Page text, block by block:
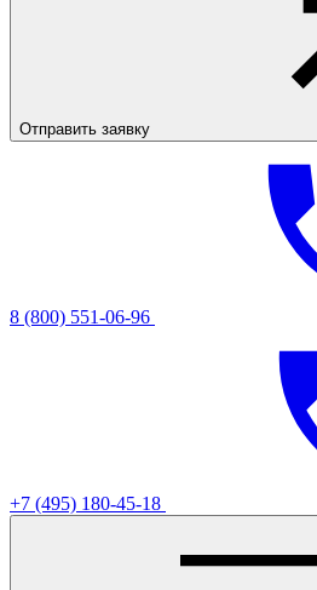
Отправить заявку
8 (800) 551-06-96
+7 (495) 180-45-18